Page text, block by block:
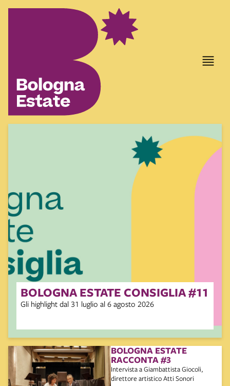
BOLOGNA ESTATE
RACCONTA #3
Intervista a Giambattista Giocoli,
direttore artistico Atti Sonori
BOLOGNA ESTATE CONSIGLIA #11
Gli highlight dal 31 luglio al 6 agosto 2026